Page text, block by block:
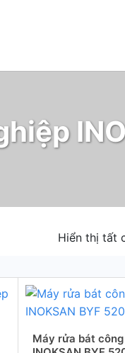
Hiển thị tất
Máy rửa bát